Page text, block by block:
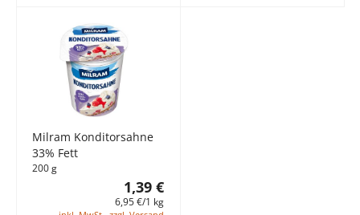
Milram Konditorsahne
33% Fett
200 g
1,39 €
6,95 €/1 kg